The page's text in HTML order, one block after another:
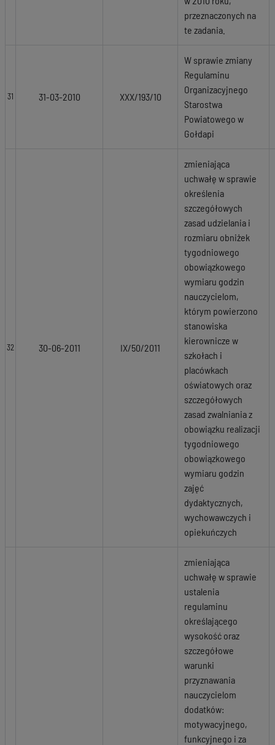
przeznaczonych na
te zadania.
31 31-03-2010 XXX/193/10
W sprawie zmiany
Regulaminu
Organizacyjnego
Starostwa
Powiatowego w
Gołdapi
32 30-06-2011 IX/50/2011
zmieniająca
uchwałę w sprawie
określenia
szczegółowych
zasad udzielania i
rozmiaru obniżek
tygodniowego
obowiązkowego
wymiaru godzin
nauczycielom,
którym powierzono
stanowiska
kierownicze w
szkołach i
placówkach
oświatowych oraz
szczegółowych
zasad zwalniania z
obowiązku realizacji
tygodniowego
obowiązkowego
wymiaru godzin
zajęć
dydaktycznych,
wychowawczych i
opiekuńczych
zmieniająca
uchwałę w sprawie
ustalenia
regulaminu
określającego
wysokość oraz
szczegółowe
warunki
przyznawania
nauczycielom
dodatków:
motywacyjnego,
funkcyjnego i za